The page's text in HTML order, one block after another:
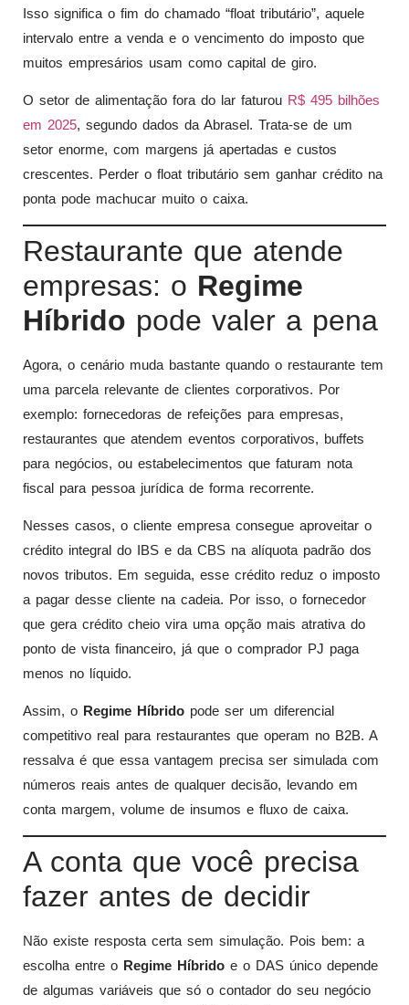
Isso significa o fim do chamado “float tributário”, aquele
intervalo entre a venda e o vencimento do imposto que
muitos empresários usam como capital de giro.
O setor de alimentação fora do lar faturou R$ 495 bilhões
em 2025, segundo dados da Abrasel. Trata-se de um
setor enorme, com margens já apertadas e custos
crescentes. Perder o float tributário sem ganhar crédito na
ponta pode machucar muito o caixa.
Restaurante que atende
empresas: o Regime
Híbrido pode valer a pena
Agora, o cenário muda bastante quando o restaurante tem
uma parcela relevante de clientes corporativos. Por
exemplo: fornecedoras de refeições para empresas,
restaurantes que atendem eventos corporativos, buffets
para negócios, ou estabelecimentos que faturam nota
fiscal para pessoa jurídica de forma recorrente.
Nesses casos, o cliente empresa consegue aproveitar o
crédito integral do IBS e da CBS na alíquota padrão dos
novos tributos. Em seguida, esse crédito reduz o imposto
a pagar desse cliente na cadeia. Por isso, o fornecedor
que gera crédito cheio vira uma opção mais atrativa do
ponto de vista financeiro, já que o comprador PJ paga
menos no líquido.
Assim, o Regime Híbrido pode ser um diferencial
competitivo real para restaurantes que operam no B2B. A
ressalva é que essa vantagem precisa ser simulada com
números reais antes de qualquer decisão, levando em
conta margem, volume de insumos e fluxo de caixa.
A conta que você precisa
fazer antes de decidir
Não existe resposta certa sem simulação. Pois bem: a
escolha entre o Regime Híbrido e o DAS único depende
de algumas variáveis que só o contador do seu negócio